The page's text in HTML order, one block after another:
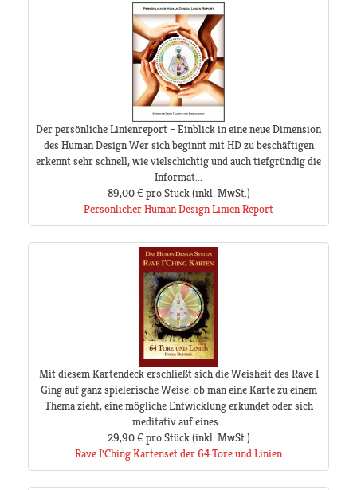
Der persönliche Linienreport – Einblick in eine neue Dimension
des Human Design Wer sich beginnt mit HD zu beschäftigen
erkennt sehr schnell, wie vielschichtig und auch tiefgründig die
Informat...
89,00 € pro Stück(inkl. MwSt.)
Persönlicher Human Design Linien Report
Mit diesem Kartendeck erschließt sich die Weisheit des Rave I
Ging auf ganz spielerische Weise: ob man eine Karte zu einem
Thema zieht, eine mögliche Entwicklung erkundet oder sich
meditativ auf eines...
29,90 € pro Stück(inkl. MwSt.)
Rave I'Ching Kartenset der 64 Tore und Linien